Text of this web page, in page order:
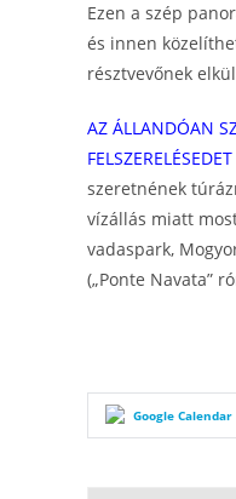
Ezen a szép
és innen
résztvevőnek
AZ ÁLLANDÓAN
szeretnének
vízállás miatt
vadaspark,
(„Ponte Navata”
Google Calendar